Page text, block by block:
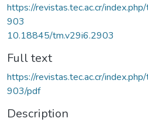
https://revistas.tec.ac.cr/
903
10.18845/tm.v29i6.2903
Full text
https://revistas.tec.ac.cr/
903/pdf
Description